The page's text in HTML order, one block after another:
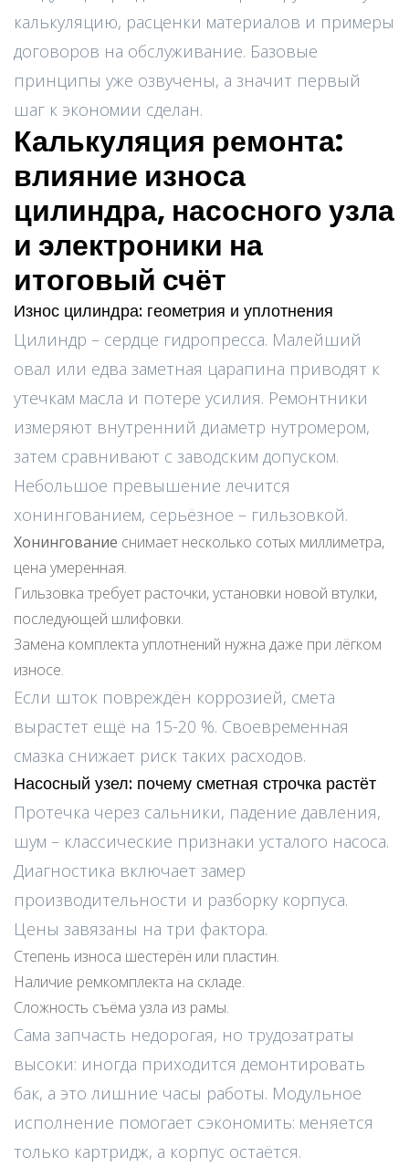
калькуляцию, расценки материалов и примеры
договоров на обслуживание. Базовые
принципы уже озвучены, а значит первый
шаг к экономии сделан.
Калькуляция ремонта:
влияние износа
цилиндра, насосного узла
и электроники на
итоговый счёт
Износ цилиндра: геометрия и уплотнения
Цилиндр – сердце гидропресса. Малейший
овал или едва заметная царапина приводят к
утечкам масла и потере усилия. Ремонтники
измеряют внутренний диаметр нутромером,
затем сравнивают с заводским допуском.
Небольшое превышение лечится
хонингованием, серьёзное – гильзовкой.
Хонингование снимает несколько сотых миллиметра,
цена умеренная.
Гильзовка требует расточки, установки новой втулки,
последующей шлифовки.
Замена комплекта уплотнений нужна даже при лёгком
износе.
Если шток повреждён коррозией, смета
вырастет ещё на 15-20 %. Своевременная
смазка снижает риск таких расходов.
Насосный узел: почему сметная строчка растёт
Протечка через сальники, падение давления,
шум – классические признаки усталого насоса.
Диагностика включает замер
производительности и разборку корпуса.
Цены завязаны на три фактора.
Степень износа шестерён или пластин.
Наличие ремкомплекта на складе.
Сложность съёма узла из рамы.
Сама запчасть недорогая, но трудозатраты
высоки: иногда приходится демонтировать
бак, а это лишние часы работы. Модульное
исполнение помогает сэкономить: меняется
только картридж, а корпус остаётся.